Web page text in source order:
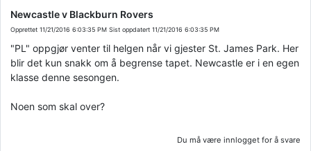
Newcastle v Blackburn Rovers
Opprettet 11/21/2016 6:03:35 PM Sist oppdatert 11/21/2016 6:03:35 PM
"PL" oppgjør venter til helgen når vi gjester St. James Park. Her
blir det kun snakk om å begrense tapet. Newcastle er i en egen
klasse denne sesongen.
Noen som skal over?
Du må være innlogget for å svare